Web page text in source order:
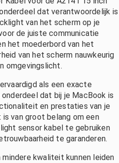
dat verantwoordelijk is
van het scherm op je
de juiste communicatie
het moederbord van het
van het scherm nauwkeurig
omgevingslicht.
als een exacte
dat bij je MacBook is
en prestaties van je
van groot belang om een
sensor kabel te gebruiken
te garanderen.
kwaliteit kunnen leiden
was
ook
stuk
blij
de